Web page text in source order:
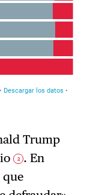
Trump
3 . En
que